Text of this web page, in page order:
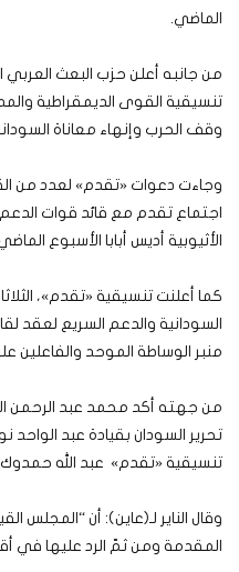
الماضي.
من جانبه أعلن حزب البعث
تنسيقية القوى الديمقراطية
وقف الحرب وإنهاء معاناة
وجاءت دعوات «تقدم» لعدد من
اجتماع تقدم مع قائد قوات
الأثيوبية أديس أبابا الأسبوع
كما أعلنت تنسيقية «تقدم»،
السودانية والدعم السريع لعقد
منبر الوساطة الموحد والفاعلين
من جهته أكد محمد عبد الرحمن
تحرير السودان بقيادة عبد
تنسيقية «تقدم» عبد الله حمدوك.
وقال الناير لـ(عاين): أن “المجلس
المقدمة ومن ثمّ الرد عليها في